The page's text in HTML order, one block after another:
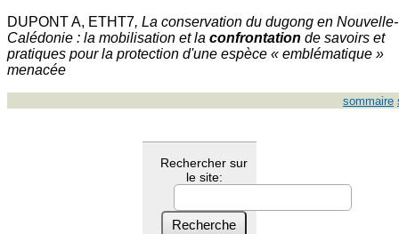
DUPONT A, ETHT7, La conservation du dugong en Nouvelle-
Calédonie : la mobilisation et la confrontation de savoirs et
pratiques pour la protection d'une espèce « emblématique »
menacée
sommaire
Rechercher sur
le site: